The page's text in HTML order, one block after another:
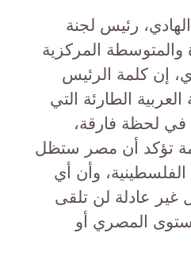
رئيس لجنة
المركزية
إن كلمة الرئيس
الطارئة التي
في لحظة فارقة،
تؤكد أن مصر ستظل
الفلسطينية، وأن أي
عادلة لن تلقى
المصري أو